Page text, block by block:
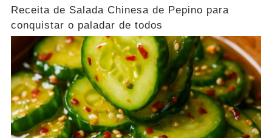
Receita de Salada Chinesa de Pepino para
conquistar o paladar de todos